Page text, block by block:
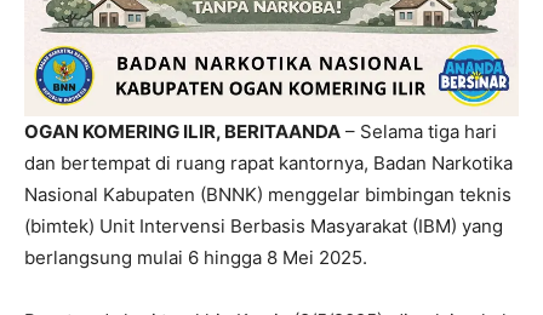
OGAN KOMERING ILIR, BERITAANDA – Selama tiga hari
dan bertempat di ruang rapat kantornya, Badan Narkotika
Nasional Kabupaten (BNNK) menggelar bimbingan teknis
(bimtek) Unit Intervensi Berbasis Masyarakat (IBM) yang
berlangsung mulai 6 hingga 8 Mei 2025.